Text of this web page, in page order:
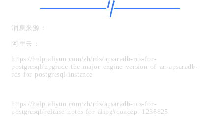
消息来源：
阿里云：
https://help.aliyun.com/zh/rds/apsaradb-rds-for-
postgresql/upgrade-the-major-engine-version-of-an-apsaradb-
rds-for-postgresql-instance
https://help.aliyun.com/zh/rds/apsaradb-rds-for-
postgresql/release-notes-for-alipg#concept-1236825